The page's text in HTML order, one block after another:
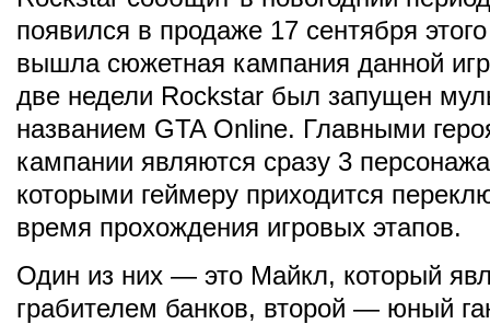
появился в продаже 17 сентября
вышла сюжетная кампания данной
две недели Rockstar был запущен
названием GTA Online. Главными
кампании являются сразу 3
которыми геймеру приходится
время прохождения игровых этапов.
Один из них — это Майкл, который
грабителем банков, второй — юный